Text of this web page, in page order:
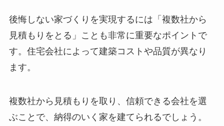
後悔しない家づくりを実現するには「複数社から
見積もりをとる」ことも非常に重要なポイントで
す。住宅会社によって建築コストや品質が異なり
ます。
複数社から見積もりを取り、信頼できる会社を選
ぶことで、納得のいく家を建てられるでしょう。